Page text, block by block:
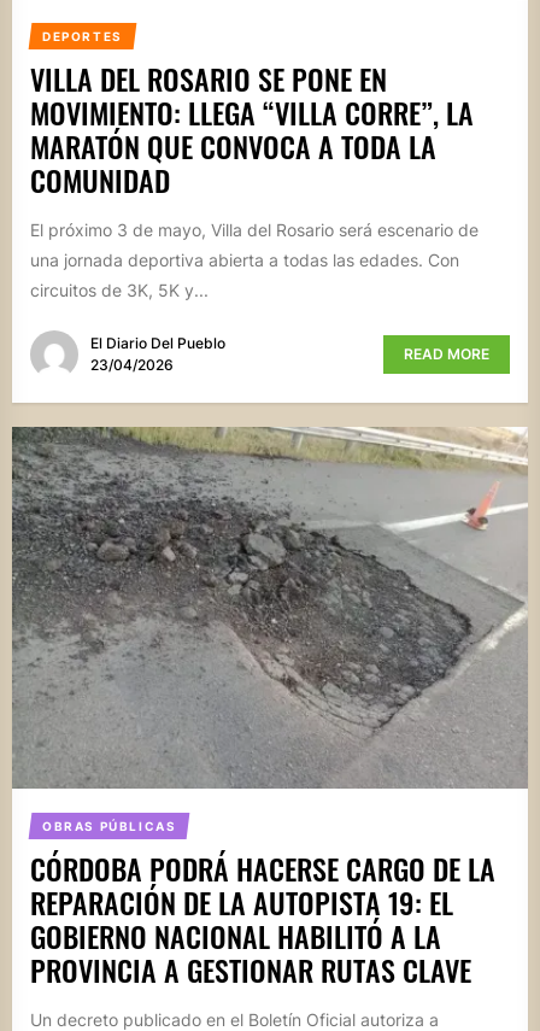
DEPORTES
VILLA DEL ROSARIO SE PONE EN
MOVIMIENTO: LLEGA “VILLA CORRE”, LA
MARATÓN QUE CONVOCA A TODA LA
COMUNIDAD
El próximo 3 de mayo, Villa del Rosario será escenario de
una jornada deportiva abierta a todas las edades. Con
circuitos de 3K, 5K y...
El Diario Del Pueblo
23/04/2026
READ MORE
OBRAS PÚBLICAS
CÓRDOBA PODRÁ HACERSE CARGO DE LA
REPARACIÓN DE LA AUTOPISTA 19: EL
GOBIERNO NACIONAL HABILITÓ A LA
PROVINCIA A GESTIONAR RUTAS CLAVE
Un decreto publicado en el Boletín Oficial autoriza a